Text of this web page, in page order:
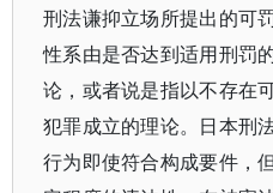
刑法谦抑立场所提出的可
性系由是否达到适用刑罚
论，或者说是指以不存在
犯罪成立的理论。日本刑
行为即使符合构成要件，